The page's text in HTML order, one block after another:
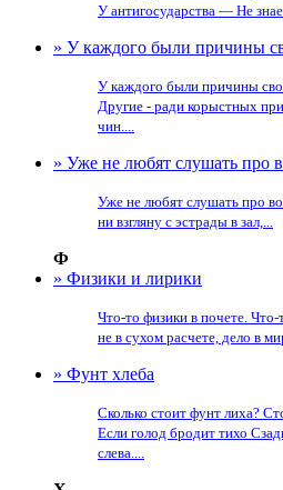
У антигосударства — Не
» У каждого были причины
У каждого были причины
Другие - ради корыстных
чин....
» Уже не любят слушать про
Уже не любят слушать про
ни взгляну с эстрады в зал,...
Ф
» Физики и лирики
Что-то физики в почете. Что-
не в сухом расчете, дело в
» Фунт хлеба
Сколько стоит фунт лиха?
Если голод бродит тихо
слева....